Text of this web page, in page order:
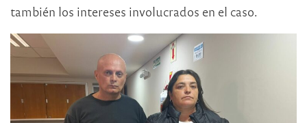
también los intereses involucrados en el caso.